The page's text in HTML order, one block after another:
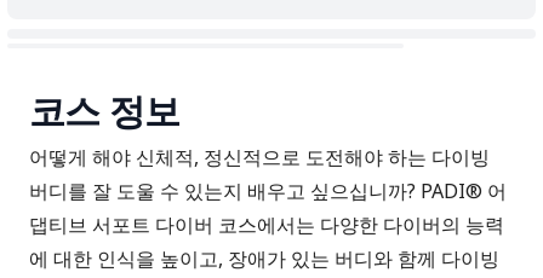
코스 정보
어떻게 해야 신체적, 정신적으로 도전해야 하는 다이빙
버디를 잘 도울 수 있는지 배우고 싶으십니까? PADI® 어
댑티브 서포트 다이버 코스에서는 다양한 다이버의 능력
에 대한 인식을 높이고, 장애가 있는 버디와 함께 다이빙